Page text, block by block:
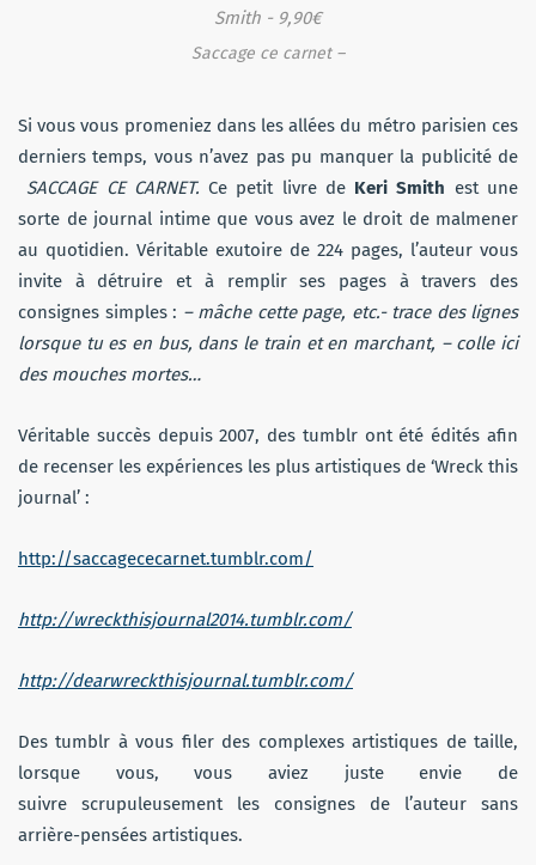
Saccage ce carnet –
Si vous vous promeniez dans les allées du métro parisien ces
derniers temps, vous n’avez pas pu manquer la publicité de
SACCAGE CE CARNET.Ce petit livre deKeri Smith est une
sorte de journal intime que vous avez le droit de malmener
au quotidien. Véritable exutoire de 224 pages, l’auteur vous
invite à détruire et à remplir ses pages à travers des
consignes simples : – mâche cette page, etc.- trace des lignes
lorsque tu es en bus, dans le train et en marchant, – colle ici
des mouches mortes…
Véritable succès depuis 2007, des tumblr ont été édités afin
de recenser les expériences les plus artistiques de ‘Wreck this
journal’ :
http://saccagececarnet.tumblr.com/
http://wreckthisjournal2014.tumblr.com/
http://dearwreckthisjournal.tumblr.com/
Des tumblr à vous filer des complexes artistiques de taille,
lorsque vous, vous aviez juste envie de
suivre scrupuleusement les consignes de l’auteur sans
arrière-pensées artistiques.